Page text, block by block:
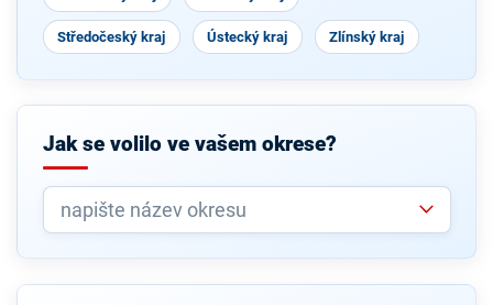
Středočeský kraj Ústecký kraj Zlínský kraj
Jak se volilo ve vašem okrese?